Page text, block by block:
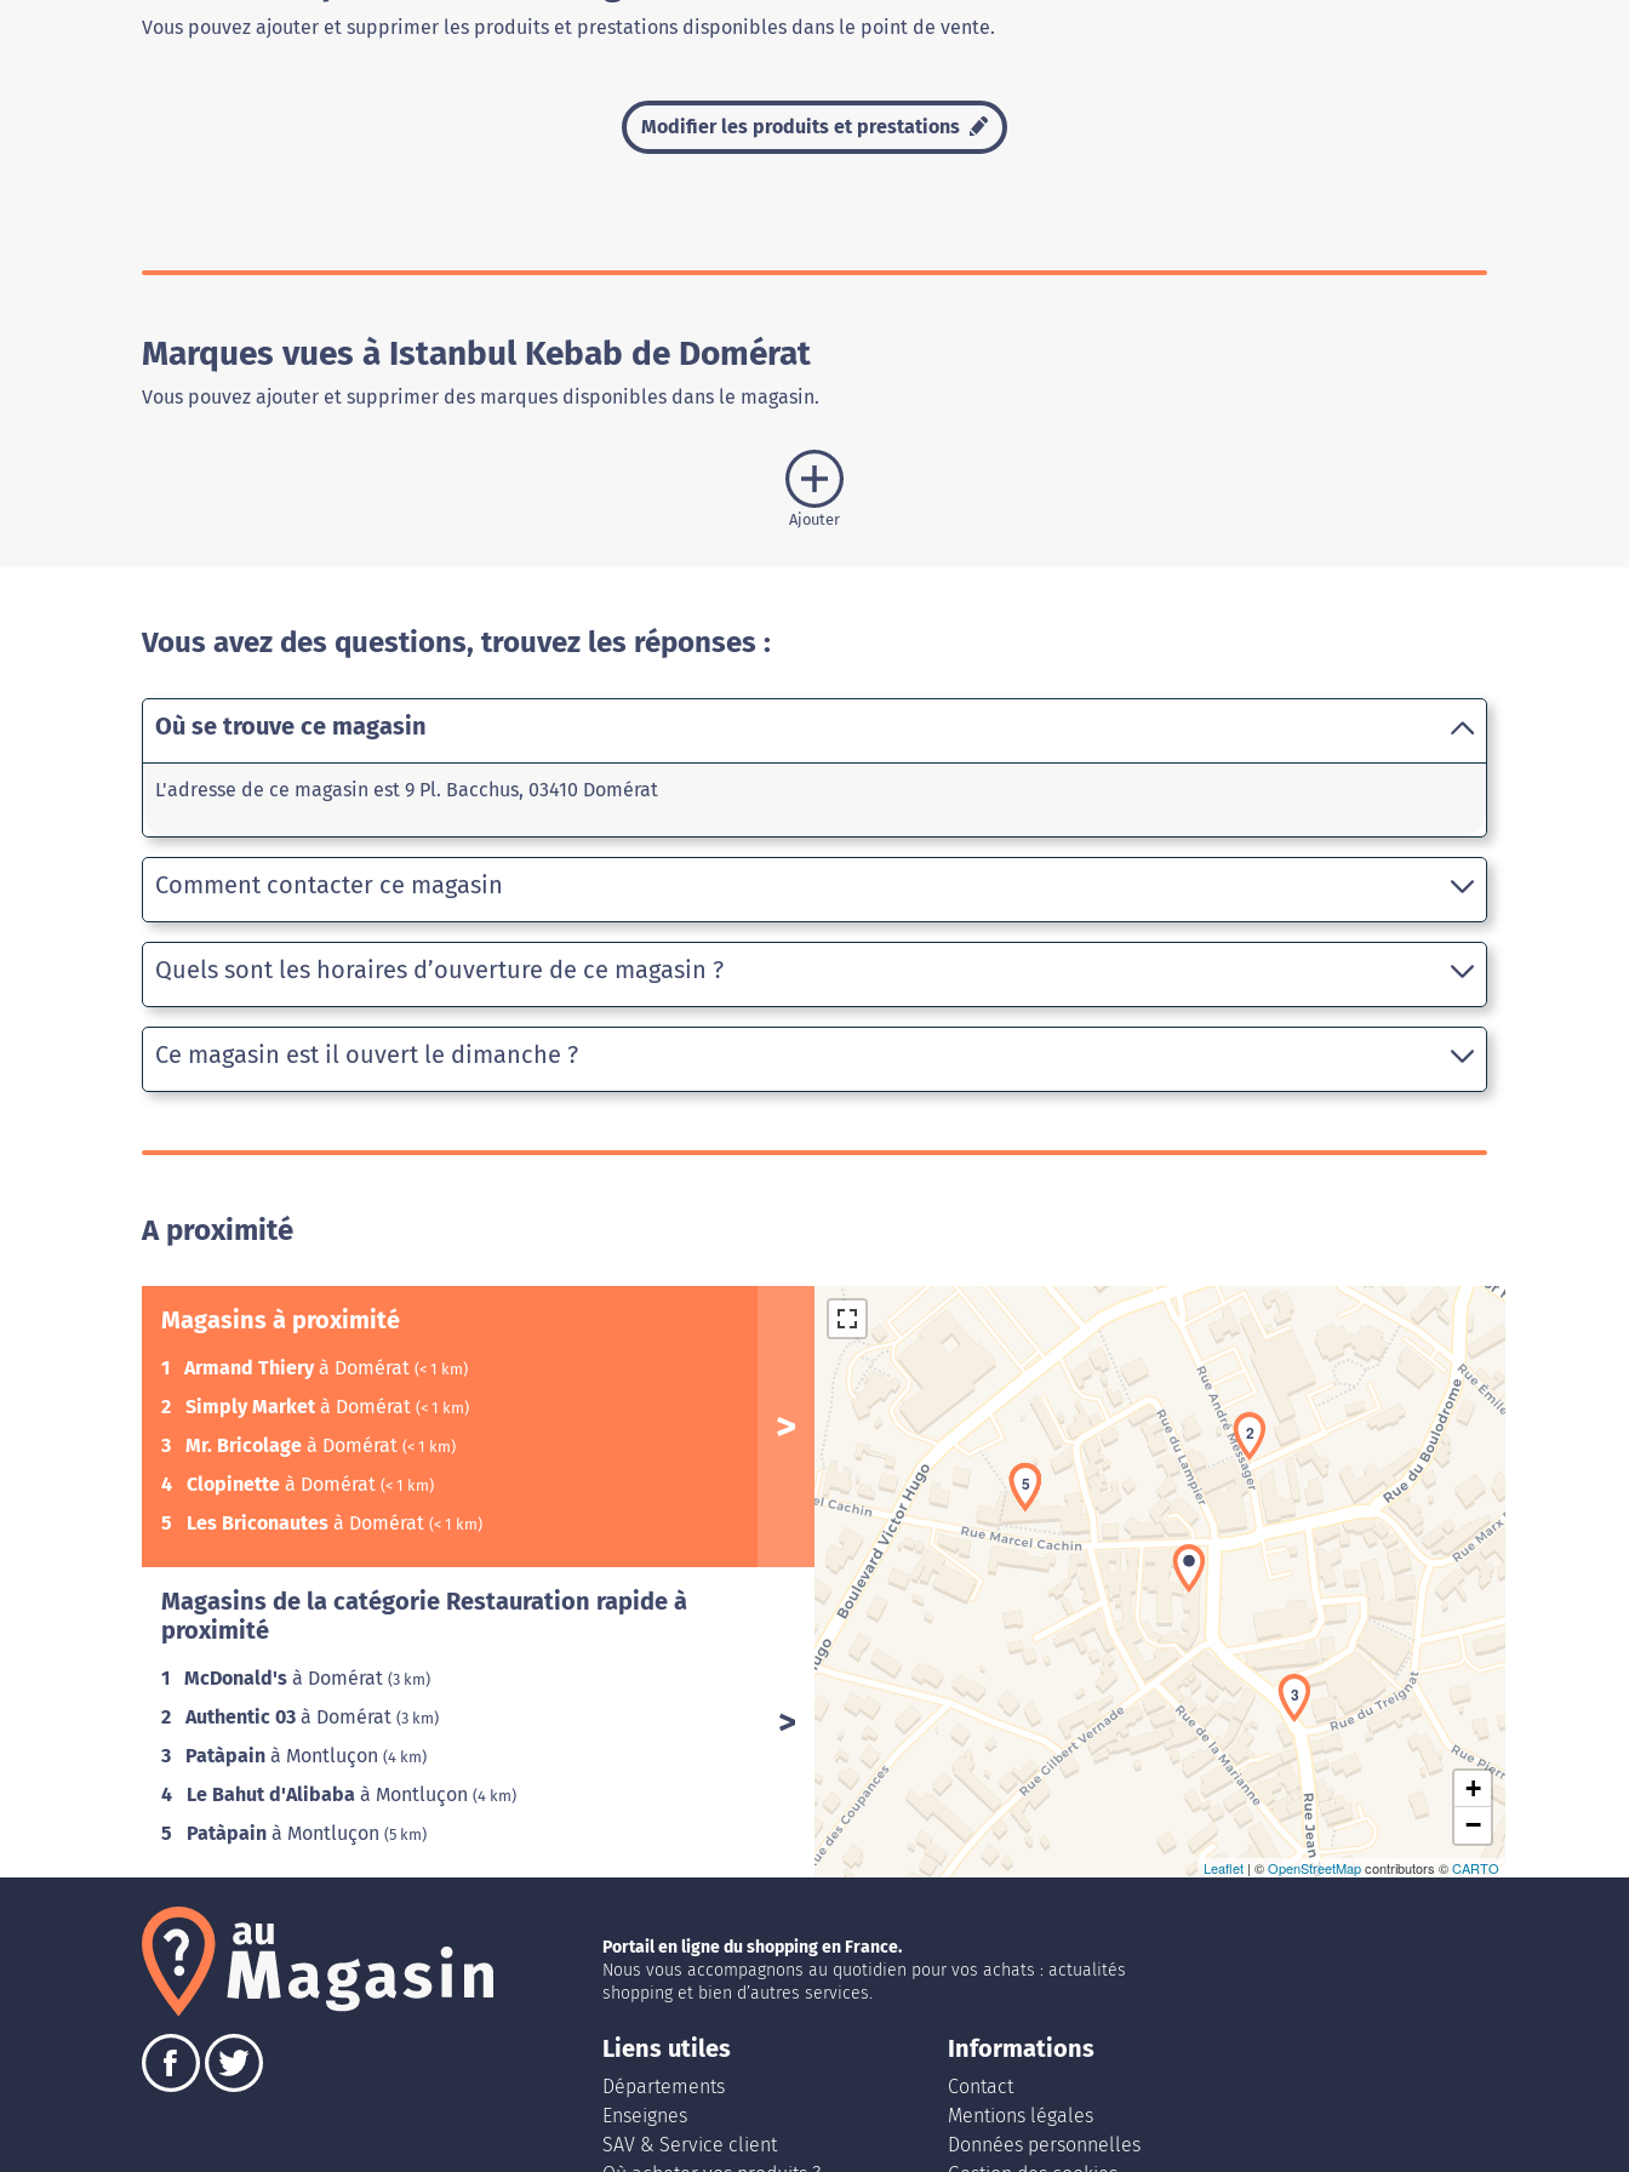
Vous pouvez ajouter et supprimer les produits et prestations disponibles dans le point de vente.
Modifier les produits et prestations
Marques vues à Istanbul Kebab de Domérat
Vous pouvez ajouter et supprimer des marques disponibles dans le magasin.
Ajouter
Vous avez des questions, trouvez les réponses :
Où se trouve ce magasin
L'adresse de ce magasin est 9 Pl. Bacchus, 03410 Domérat
Comment contacter ce magasin
Quels sont les horaires d’ouverture de ce magasin ?
Ce magasin est il ouvert le dimanche ?
A proximité
Magasins à proximité
1 Armand Thieryà Domérat (< 1 km)
2 Simply Market à Domérat (< 1 km)
3 Mr. Bricolage à Domérat (< 1 km)
4 Clopinette à Domérat (< 1 km)
5 Les Briconautes à Domérat (< 1 km)
Magasins de la catégorie Restauration rapide à
proximité
1 McDonald's à Domérat (3 km)
2 Authentic 03 à Domérat (3 km)
3 Patàpain à Montluçon (4 km)
4 Le Bahut d'Alibaba à Montluçon (4 km)
5 Patàpain à Montluçon (5 km)
Chargement de la carte en cours...
1
2
3
4
5
+
−
Leaflet | ©OpenStreetMapcontributors ©CARTO
Portail en ligne du shopping en France.
Nous vous accompagnons au quotidien pour vos achats : actualités
shopping et bien d’autres services.
Liens utiles
Départements
Enseignes
SAV & Service client
Informations
Contact
Mentions légales
Données personnelles